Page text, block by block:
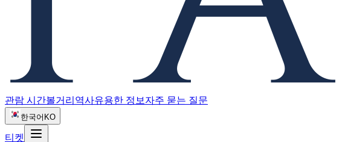
관람 시간볼거리 역사유용한 정보 자주 묻는 질문
한국어 KO
티켓